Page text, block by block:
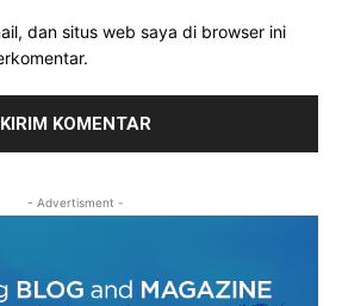
dan situs web saya di browser ini
- Advertisment -